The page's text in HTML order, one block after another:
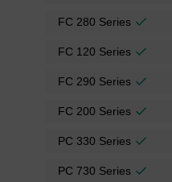
FC 280 Series
FC 120 Series
FC 290 Series
FC 200 Series
PC 330 Series
PC 730 Series